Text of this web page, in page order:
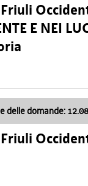
E NEI
delle domande: